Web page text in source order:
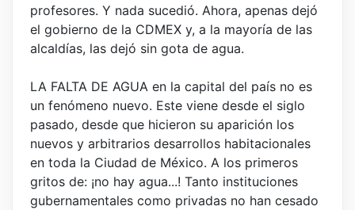
profesores. Y nada sucedió. Ahora, apenas dejó
el gobierno de la CDMEX y, a la mayoría de las
alcaldías, las dejó sin gota de agua.
LA FALTA DE AGUA en la capital del país no es
un fenómeno nuevo. Este viene desde el siglo
pasado, desde que hicieron su aparición los
nuevos y arbitrarios desarrollos habitacionales
en toda la Ciudad de México. A los primeros
gritos de: ¡no hay agua...! Tanto instituciones
gubernamentales como privadas no han cesado